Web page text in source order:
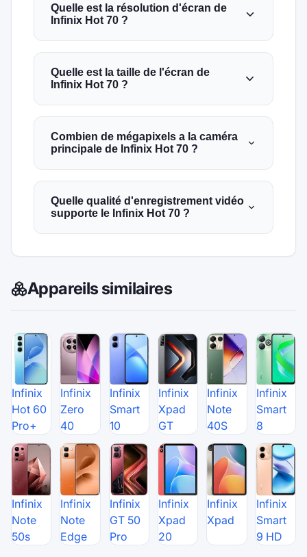
Quelle est la résolution d'écran de
Infinix Hot 70 ?
Quelle est la taille de l'écran de
Infinix Hot 70 ?
Combien de mégapixels a la caméra
principale de Infinix Hot 70 ?
Quelle qualité d'enregistrement vidéo
supporte le Infinix Hot 70 ?
Appareils similaires
Infinix
Hot 60
Pro+
Infinix
Zero
40
Infinix
Smart
10
Infinix
Xpad
GT
Infinix
Note
40S
Infinix
Smart
8
Infinix
Note
50s
Infinix
Note
Edge
Infinix
GT 50
Pro
Infinix
Xpad
20
Infinix
Xpad
Infinix
Smart
9 HD